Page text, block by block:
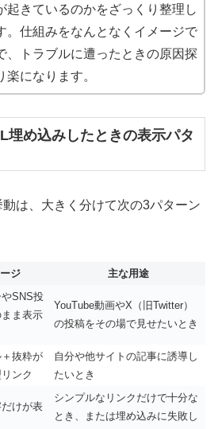
起きているのかをざっくり整理し
。仕組みをなんとなくイメージで
、トラブルに遭ったときの原因探
楽になります。
め込みしたときの表示パタ
は、大きく分けて次の3パターン
ジ
主な用途
SNS投
ま表示
YouTube動画やX（旧Twitter）
の投稿をその場で見せたいとき
抜粋が
ンク
自分や他サイトの記事に誘導し
たいとき
けが表
シンプルなリンクだけで十分な
とき、または埋め込みに失敗し